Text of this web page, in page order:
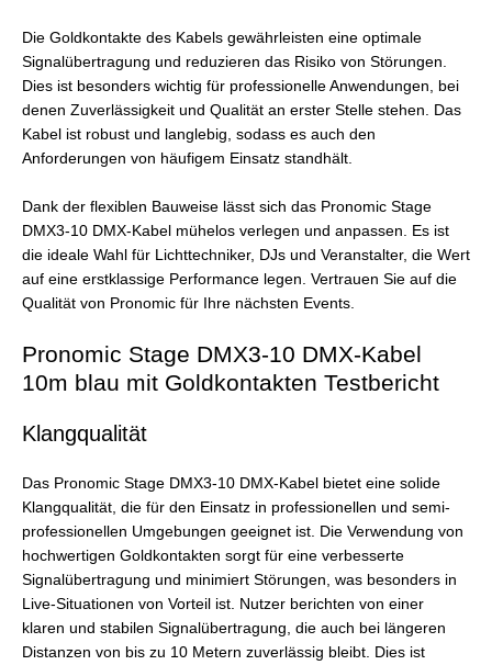
Die Goldkontakte des Kabels gewährleisten eine optimale
Signalübertragung und reduzieren das Risiko von Störungen.
Dies ist besonders wichtig für professionelle Anwendungen, bei
denen Zuverlässigkeit und Qualität an erster Stelle stehen. Das
Kabel ist robust und langlebig, sodass es auch den
Anforderungen von häufigem Einsatz standhält.
Dank der flexiblen Bauweise lässt sich das Pronomic Stage
DMX3-10 DMX-Kabel mühelos verlegen und anpassen. Es ist
die ideale Wahl für Lichttechniker, DJs und Veranstalter, die Wert
auf eine erstklassige Performance legen. Vertrauen Sie auf die
Qualität von Pronomic für Ihre nächsten Events.
Pronomic Stage DMX3-10 DMX-Kabel
10m blau mit Goldkontakten Testbericht
Klangqualität
Das Pronomic Stage DMX3-10 DMX-Kabel bietet eine solide
Klangqualität, die für den Einsatz in professionellen und semi-
professionellen Umgebungen geeignet ist. Die Verwendung von
hochwertigen Goldkontakten sorgt für eine verbesserte
Signalübertragung und minimiert Störungen, was besonders in
Live-Situationen von Vorteil ist. Nutzer berichten von einer
klaren und stabilen Signalübertragung, die auch bei längeren
Distanzen von bis zu 10 Metern zuverlässig bleibt. Dies ist